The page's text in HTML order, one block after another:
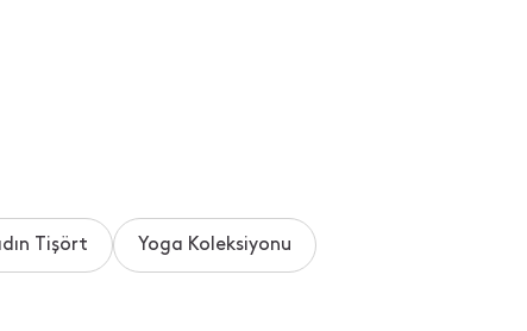
Tişört Yoga Koleksiyonu